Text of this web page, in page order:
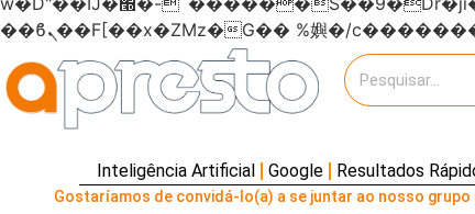
Inteligência Artificial Google Resultados
Gostaríamos de convidá-lo(a) a se juntar ao nosso